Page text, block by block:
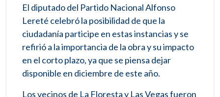
El diputado del Partido Nacional Alfonso
Lereté celebró la posibilidad de que la
ciudadanía participe en estas instancias y se
refirió a la importancia de la obra y su impacto
en el corto plazo, ya que se piensa dejar
disponible en diciembre de este año.
Los vecinos de La Floresta y Las Vegas fueron